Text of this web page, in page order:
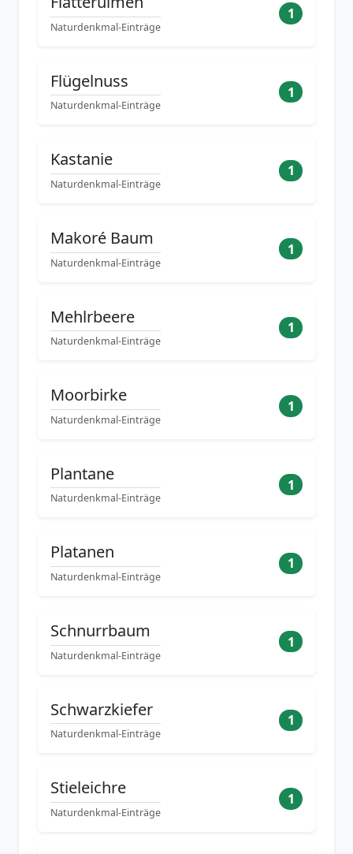
Naturdenkmal-Einträge
1
Flügelnuss
Naturdenkmal-Einträge
1
Kastanie
Naturdenkmal-Einträge
1
Makoré Baum
Naturdenkmal-Einträge
1
Mehlrbeere
Naturdenkmal-Einträge
1
Moorbirke
Naturdenkmal-Einträge
1
Plantane
Naturdenkmal-Einträge
1
Platanen
Naturdenkmal-Einträge
1
Schnurrbaum
Naturdenkmal-Einträge
1
Schwarzkiefer
Naturdenkmal-Einträge
1
Stieleichre
Naturdenkmal-Einträge
1